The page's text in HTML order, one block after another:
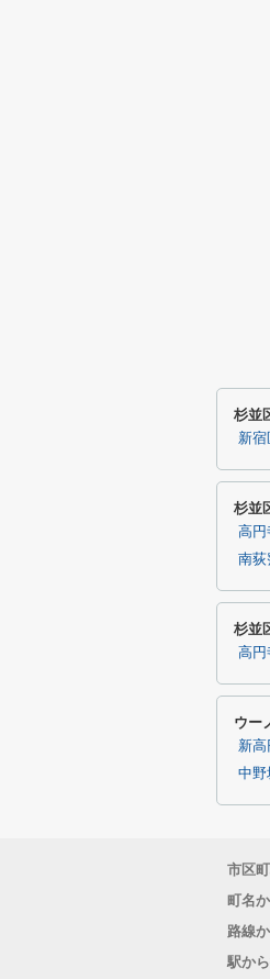
杉並
新宿
杉並
高円
南荻
杉並
高円
ウー
新高
中野
市区
町名
路線
駅か